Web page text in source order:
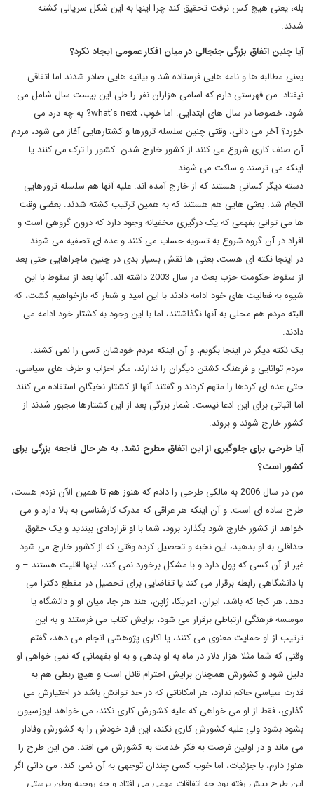
بله، یعنی هیچ کس نرفت تحقیق کند چرا اینها به این شکل سریالی کشته
شدند.
آیا چنین اتفاق بزرگی جنجالی در میان افکار عمومی ایجاد نکرد؟
یعنی مطالبه ها و نامه هایی فرستاده شد و بیانیه هایی صادر شدند اما اتفاقی
نیفتاد. من فهرستی دارم که اسامی هزاران نفر را طی این بیست سال شامل می
شود، خصوصا در سال های ابتدایی. اما خوب، what’s next? به چه درد می
خورد؟ آخر می دانی، وقتی چنین سلسله ترورها و کشتارهایی آغاز می شود، مردم
آن صنف کاری شروع می کنند از کشور خارج شدن. کشور را ترک می کنند یا
اینکه می ترسند و ساکت می شوند.
دسته دیگر کسانی هستند که از خارج آمده اند. علیه آنها هم سلسله ترورهایی
انجام شد. بعثی هایی هم هستند که به همین ترتیب کشته شدند. بعضی وقت
ها می توانی بفهمی که یک درگیری مخفیانه وجود دارد که درون گروهی است و
افراد در آن گروه شروع به تسویه حساب می کنند و عده ای تصفیه می شوند.
در اینجا نکته ای هست، بعثی ها نقش بسیار بدی در چنین ماجراهایی حتی بعد
از سقوط حکومت حزب بعث در سال 2003 داشته اند. آنها بعد از سقوط با این
شیوه به فعالیت های خود ادامه دادند با این امید و شعار که بازخواهیم گشت، که
البته مردم هم محلی به آنها نگذاشتند، اما با این وجود به کشتار خود ادامه می
دادند.
یک نکته دیگر در اینجا بگویم، و آن اینکه مردم خودشان کسی را نمی کشند.
مردم توانایی و فرهنگ کشتن دیگران را ندارند، مگر احزاب و طرف های سیاسی.
حتی عده ای کردها را متهم کردند و گفتند آنها از کشتار نخبگان استفاده می کنند.
اما اثباتی برای این ادعا نیست. شمار بزرگی بعد از این کشتارها مجبور شدند از
کشور خارج شوند و بروند.
آیا طرحی برای جلوگیری از این اتفاق مطرح نشد. به هر حال فاجعه بزرگی برای
کشور است؟
من در سال 2006 به مالکی طرحی را دادم که هنوز هم تا همین الآن نزدم هست،
طرح ساده ای است، و آن اینکه هر عراقی که مدرک کارشناسی به بالا دارد و می
خواهد از کشور خارج شود بگذارد برود، شما با او قراردادی ببندید و یک حقوق
حداقلی به او بدهید، این نخبه و تحصیل کرده وقتی که از کشور خارج می شود –
غیر از آن کسی که پول دارد و با مشکل برخورد نمی کند، اینها اقلیت هستند – و
با دانشگاهی رابطه برقرار می کند یا تقاضایی برای تحصیل در مقطع دکترا می
دهد، هر کجا که باشد، ایران، امریکا، ژاپن، هند هر جا، میان او و دانشگاه یا
موسسه فرهنگی ارتباطی برقرار می شود، برایش کتاب می فرستند و به این
ترتیب از او حمایت معنوی می کنند، یا اکاری پژوهشی انجام می دهد، گفتم
وقتی که شما مثلا هزار دلار در ماه به او بدهی و به او بفهمانی که نمی خواهی او
ذلیل شود و کشورش همچنان برایش احترام قائل است و هیچ ربطی هم به
قدرت سیاسی حاکم ندارد، هر امکاناتی که در حد توانش باشد در اختیارش می
گذاری، فقط از او می خواهی که علیه کشورش کاری نکند، می خواهد اپوزسیون
بشود بشود ولی علیه کشورش کاری نکند، این فرد خودش را به کشورش وفادار
می ماند و در اولین فرصت به فکر خدمت به کشورش می افتد. من این طرح را
هنوز دارم، با جزئیات، اما خوب کسی چندان توجهی به آن نمی کند. می دانی اگر
این طرح پیش رفته بود چه اتفاقات مهمی می افتاد و چه روحیه وطن پرستی